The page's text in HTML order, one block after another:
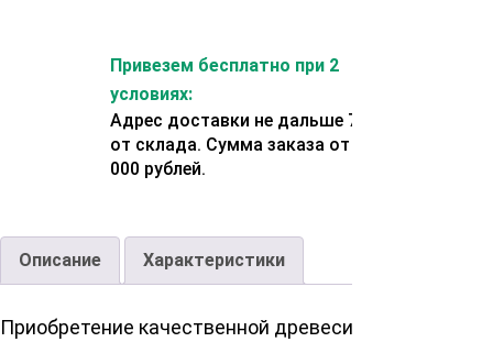
Привезем бесплатно при 2
условиях:
Адрес доставки не дальше 70 км
от склада. Сумма заказа от 200
000 рублей.
Описание Характеристики
Приобретение качественной древесины является